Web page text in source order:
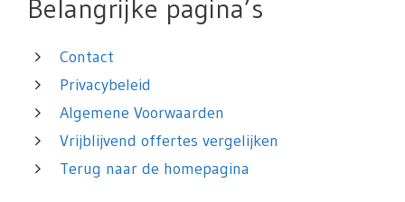
Belangrijke pagina’s
Contact
Privacybeleid
Algemene Voorwaarden
Vrijblijvend offertes vergelijken
Terug naar de homepagina